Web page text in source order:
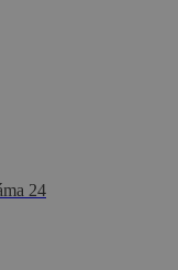
24